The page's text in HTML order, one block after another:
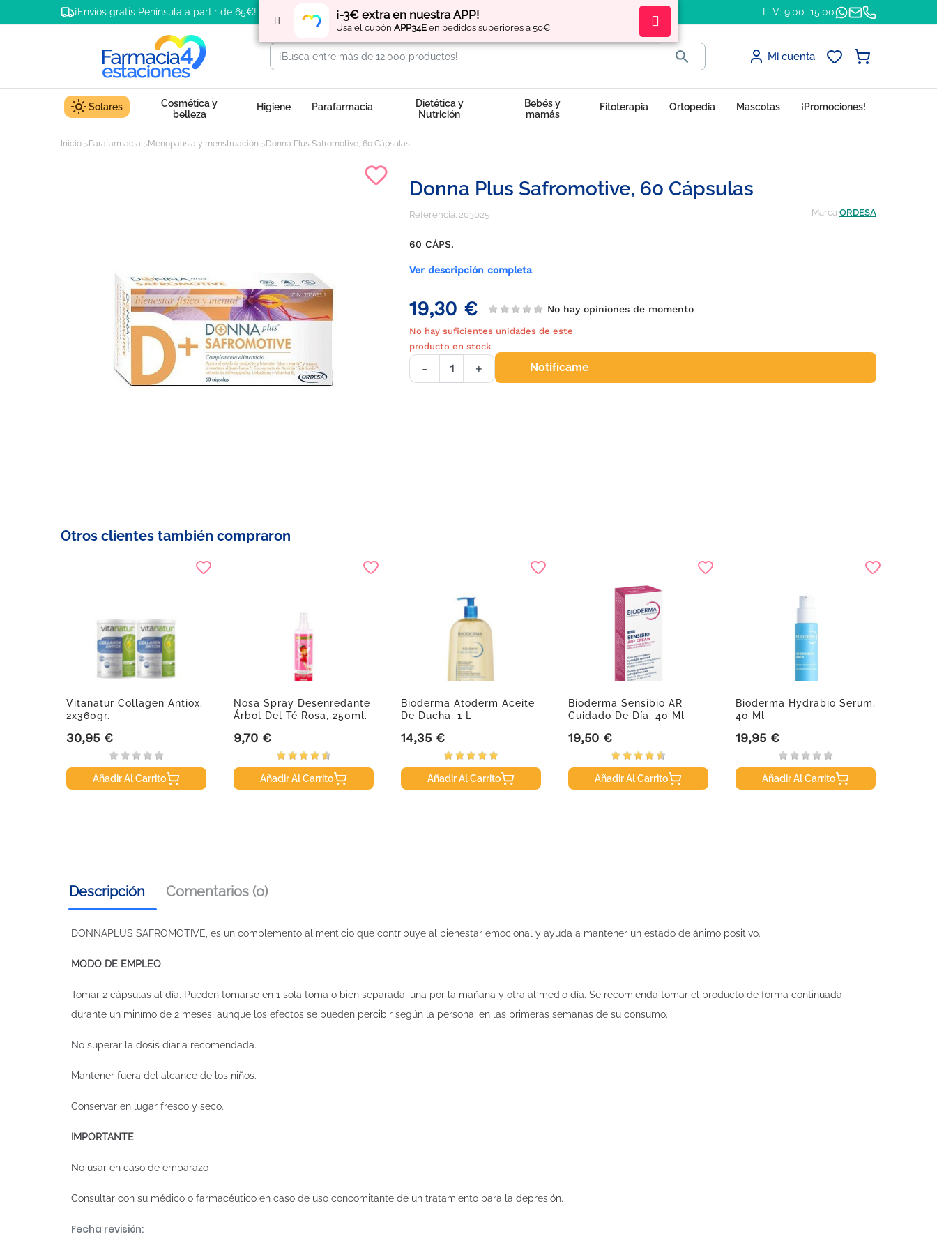
¡-3€ extra en nuestra APP!
Usa el cupón APP34E en pedidos superiores a 50€
¡Envíos gratis Península a partir de 65€! Regístratey obtén L–V: 9:00–15:00
 Mi cuenta
Solares
Cosmética y
belleza
Higiene Parafarmacia
Dietética y
Nutrición
Bebés y
mamás
Fitoterapia Ortopedia Mascotas ¡Promociones!
Inicio Parafarmacia Menopausia y menstruación Donna Plus Safromotive, 60 Cápsulas
Donna Plus Safromotive, 60 Cápsulas
Referencia: 203025 Marca ORDESA
60 CÁPS.
Ver descripción completa
19,30 € No hay opiniones de momento
No hay suficientes unidades de este
producto en stock
- + Notifícame
Otros clientes también compraron
Vitanatur Collagen Antiox,
2x360gr.
Precio
30,95 €
Añadir Al Carrito
Nosa Spray Desenredante
Árbol Del Té Rosa, 250ml.
Precio
9,70 €
Añadir Al Carrito
Bioderma Atoderm Aceite
De Ducha, 1 L
Precio
14,35 €
Añadir Al Carrito
Bioderma Sensibio AR
Cuidado De Día, 40 Ml
Precio
19,50 €
Añadir Al Carrito
Bioderma Hydrabio Serum,
40 Ml
Precio
19,95 €
Añadir Al Carrito
Descripción Comentarios (0)
DONNAPLUS SAFROMOTIVE, es un complemento alimenticio que contribuye al bienestar emocional y ayuda a mantener un estado de ánimo positivo.
MODO DE EMPLEO
Tomar 2 cápsulas al día. Pueden tomarse en 1 sola toma o bien separada, una por la mañana y otra al medio día. Se recomienda tomar el producto de forma continuada
durante un minímo de 2 meses, aunque los efectos se pueden percibir según la persona, en las primeras semanas de su consumo.
No superar la dosis diaria recomendada.
Mantener fuera del alcance de los niños.
Conservar en lugar fresco y seco.
IMPORTANTE
No usar en caso de embarazo
Consultar con su médico o farmacéutico en caso de uso concomitante de un tratamiento para la depresión.
Fecha revisión: